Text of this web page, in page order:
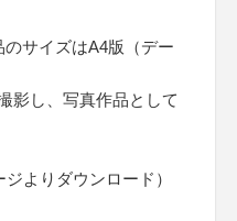
サイズはA4版（デー
影し、写真作品として
よりダウンロード）